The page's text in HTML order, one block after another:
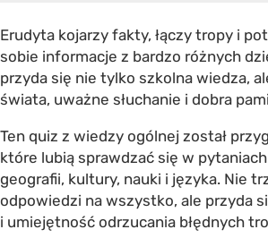
Erudyta kojarzy fakty, łączy tropy i
sobie informacje z bardzo różnych
przyda się nie tylko szkolna wiedza,
świata, uważne słuchanie i dobra
Ten quiz z wiedzy ogólnej został
które lubią sprawdzać się w
geografii, kultury, nauki i języka. Nie
odpowiedzi na wszystko, ale przyda
i umiejętność odrzucania błędnych